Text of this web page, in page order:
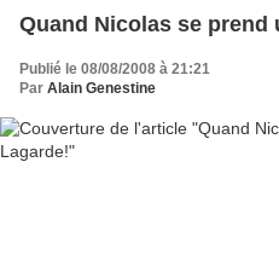
Quand Nicolas se prend
Publié le 08/08/2008 à 21:21
Par Alain Genestine